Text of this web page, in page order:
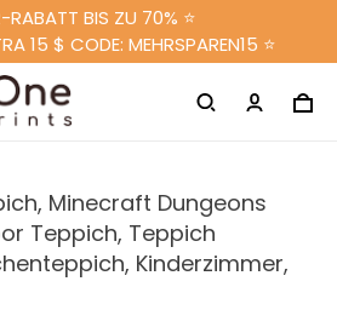
RABATT BIS ZU 70% ⭐
15 $ CODE: MEHRSPAREN15 ⭐
Minecraft Dungeons
Teppich, Teppich
Kinderzimmer,